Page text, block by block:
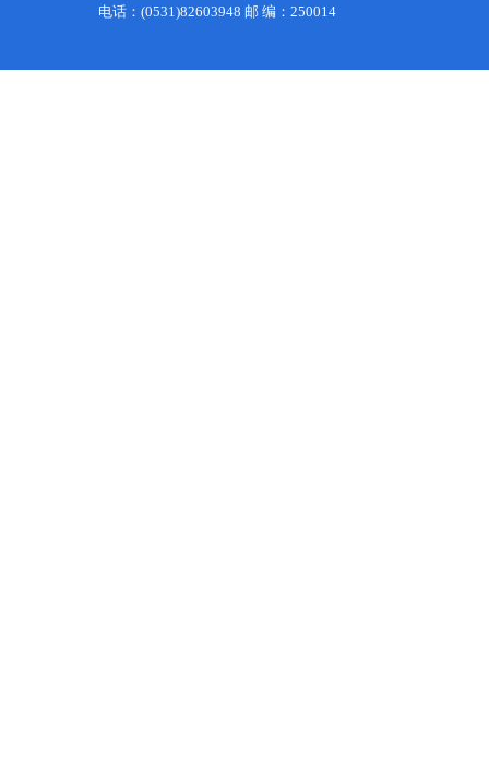
电话：(0531)82603948 邮 编：250014